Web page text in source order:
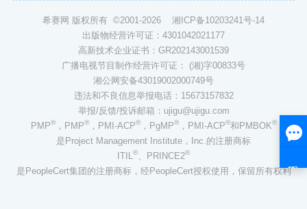
希赛网 版权所有 ©2001-2026 湘ICP备10203241号-14
出版物经营许可证：4301042021177
高新技术企业证书：GR202143001539
广播电视节目制作经营许可证： (湘)字00833号
湘公网安备43019002000749号
违法和不良信息举报电话：15673157832
举报/反馈/投诉邮箱：ujigu@ujigu.com
PMP®，PMP®，PMI-ACP®，PgMP®，PMI-ACP®和PMBOK®
是Project Management Institute，Inc.的注册商标
ITIL ® 、PRINCE2®
是PeopleCert集团的注册商标，经PeopleCert授权使用，保留所有权利